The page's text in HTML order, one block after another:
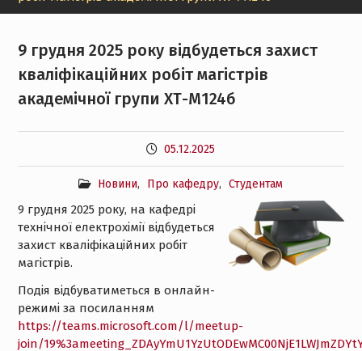
9 грудня 2025 року відбудеться захист
кваліфікаційних робіт магістрів
академічної групи ХТ-М124б
05.12.2025
Новини, Про кафедру, Студентам
9 грудня 2025 року, на кафедрі
технічної електрохімії відбудеться
захист кваліфікаційних робіт
магістрів.
Подія відбуватиметься в онлайн-
режимі за посиланням
https://teams.microsoft.com/l/meetup-
join/